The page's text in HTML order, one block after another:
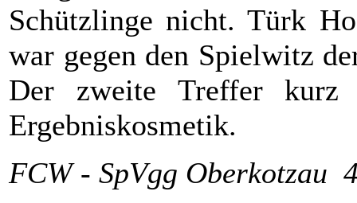
Schützlinge nicht. Türk
war gegen den Spielwitz
Der zweite Treffer
Ergebniskosmetik.
FCW - SpVgg Oberkotzau